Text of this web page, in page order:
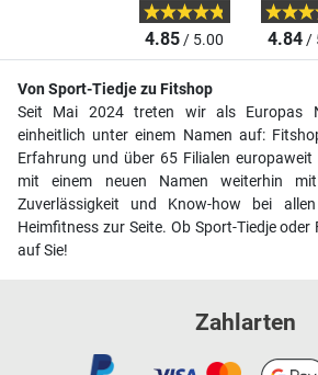
4.85/ 5.00 4.84/
Von Sport-Tiedje zu Fitshop
Seit Mai 2024 treten wir als Europas
einheitlich unter einem Namen auf:
Erfahrung und über 65 Filialen
mit einem neuen Namen weiterhin
Zuverlässigkeit und Know-how bei
Heimfitness zur Seite. Ob Sport-Tiedje
auf Sie!
Zahlarten